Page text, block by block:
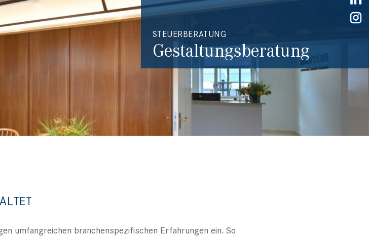
STEUERBERATUNG
Gestaltungsberatung
umfangreichen branchenspezifischen Erfahrungen ein. So